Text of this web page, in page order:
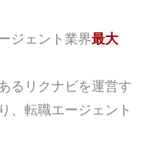
ジェント業界最大
るリクナビを運営す
、転職エージェント